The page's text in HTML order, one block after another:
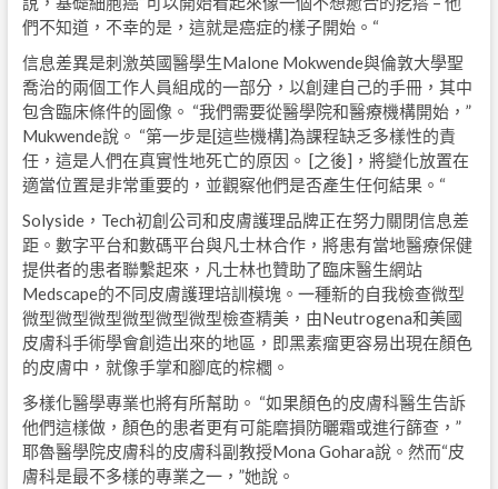
們不知道，不幸的是，這就是癌症的樣子開始。“
信息差異是刺激英國醫學生Malone Mokwende與倫敦大學聖
喬治的兩個工作人員組成的一部分，以創建自己的手冊，其中
包含臨床條件的圖像。 “我們需要從醫學院和醫療機構開始，”
Mukwende說。 “第一步是[這些機構]為課程缺乏多樣性的責
任，這是人們在真實性地死亡的原因。 [之後]，將變化放置在
適當位置是非常重要的，並觀察他們是否產生任何結果。“
Solyside，Tech初創公司和皮膚護理品牌正在努力關閉信息差
距。數字平台和數碼平台與凡士林合作，將患有當地醫療保健
提供者的患者聯繫起來，凡士林也贊助了臨床醫生網站
Medscape的不同皮膚護理培訓模塊。一種新的自我檢查微型
微型微型微型微型微型微型檢查精美，由Neutrogena和美國
皮膚科手術學會創造出來的地區，即黑素瘤更容易出現在顏色
的皮膚中，就像手掌和腳底的棕櫚。
多樣化醫學專業也將有所幫助。 “如果顏色的皮膚科醫生告訴
他們這樣做，顏色的患者更有可能磨損防曬霜或進行篩查，”
耶魯醫學院皮膚科的皮膚科副教授Mona Gohara說。然而“皮
膚科是最不多樣的專業之一，”她說。